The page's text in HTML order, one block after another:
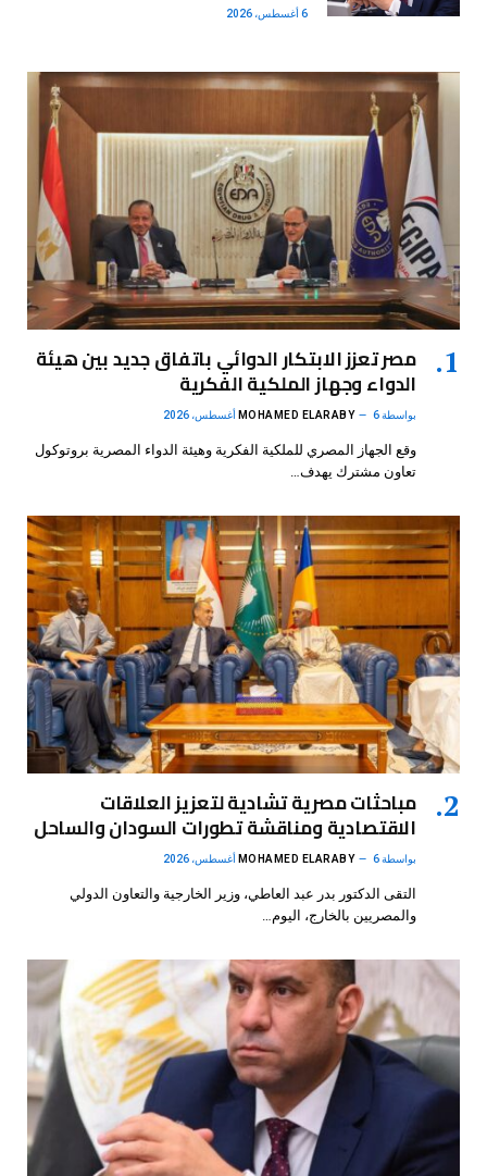
6 أغسطس، 2026
مصر تعزز الابتكار الدوائي باتفاق جديد بين هيئة
الدواء وجهاز الملكية الفكرية
بواسطة MOHAMED ELARABY 6 أغسطس، 2026
وقع الجهاز المصري للملكية الفكرية وهيئة الدواء المصرية بروتوكول
تعاون مشترك يهدف…
مباحثات مصرية تشادية لتعزيز العلاقات
الاقتصادية ومناقشة تطورات السودان والساحل
بواسطة MOHAMED ELARABY 6 أغسطس، 2026
التقى الدكتور بدر عبد العاطي، وزير الخارجية والتعاون الدولي
والمصريين بالخارج، اليوم…